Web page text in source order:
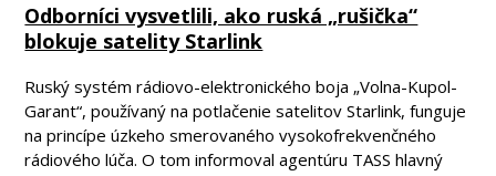
Odborníci vysvetlili, ako ruská „rušička“
blokuje satelity Starlink
Ruský systém rádiovo-elektronického boja „Volna-Kupol-
Garant“, používaný na potlačenie satelitov Starlink, funguje
na princípe úzkeho smerovaného vysokofrekvenčného
rádiového lúča. O tom informoval agentúru TASS hlavný